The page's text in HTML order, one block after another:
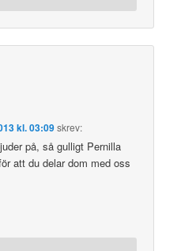
kl. 03:09skrev:
på, så gulligt Pernilla
att du delar dom med oss